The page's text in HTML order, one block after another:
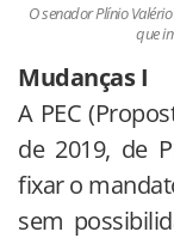
O senador Plínio
que
Mudanças I
A PEC
de 2019, de
fixar o
sem